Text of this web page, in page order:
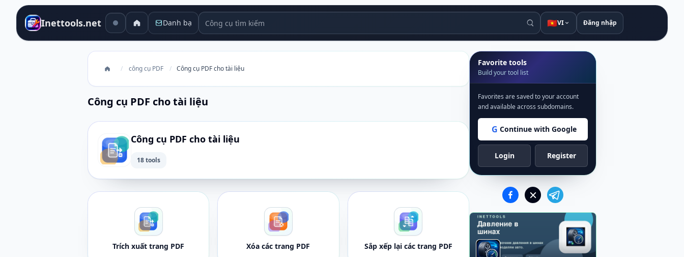
Inettools.net Danh bạ Công cụ tìm kiếm 🇻🇳VI Đăng nhập
/ công cụ PDF / Công cụ PDF cho tài liệu
Công cụ PDF cho tài liệu
Công cụ PDF cho tài liệu
18 tools
Trích xuất trang PDF Xóa các trang PDF Sắp xếp lại các trang PDF
Favorite tools
Build your tool list
Favorites are saved to your account
and available across subdomains.
G Continue with Google
Login Register